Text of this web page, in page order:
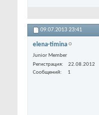
09.07.2013 23:41
elena-timina
Junior Member
Регистрация
22.08.2012
Сообщений
1